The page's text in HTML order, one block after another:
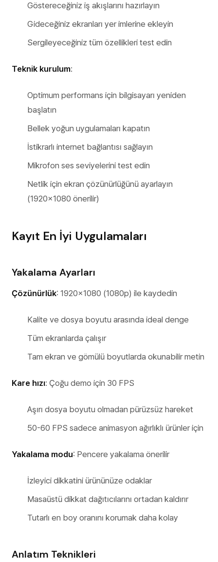
Göstereceğiniz iş akışlarını hazırlayın
Gideceğiniz ekranları yer imlerine ekleyin
Sergileyeceğiniz tüm özellikleri test edin
Teknik kurulum:
Optimum performans için bilgisayarı yeniden
başlatın
Bellek yoğun uygulamaları kapatın
İstikrarlı internet bağlantısı sağlayın
Mikrofon ses seviyelerini test edin
Netlik için ekran çözünürlüğünü ayarlayın
(1920x1080 önerilir)
Kayıt En İyi Uygulamaları
Yakalama Ayarları
Çözünürlük: 1920x1080 (1080p) ile kaydedin
Kalite ve dosya boyutu arasında ideal denge
Tüm ekranlarda çalışır
Tam ekran ve gömülü boyutlarda okunabilir metin
Kare hızı: Çoğu demo için 30 FPS
Aşırı dosya boyutu olmadan pürüzsüz hareket
50-60 FPS sadece animasyon ağırlıklı ürünler için
Yakalama modu: Pencere yakalama önerilir
İzleyici dikkatini ürününüze odaklar
Masaüstü dikkat dağıtıcılarını ortadan kaldırır
Tutarlı en boy oranını korumak daha kolay
Anlatım Teknikleri